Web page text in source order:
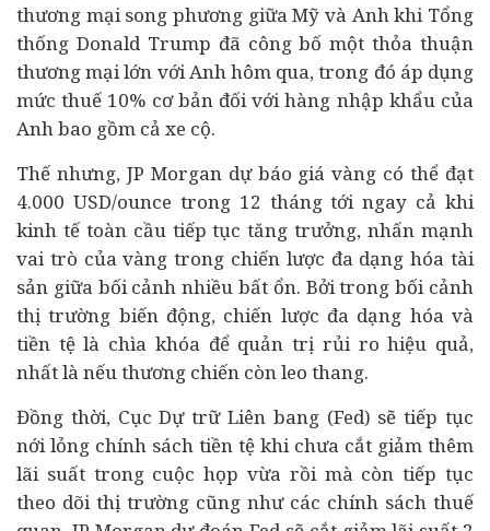
thương mại song phương giữa Mỹ và Anh khi Tổng
thống Donald Trump đã công bố một thỏa thuận
thương mại lớn với Anh hôm qua, trong đó áp dụng
mức thuế 10% cơ bản đối với hàng nhập khẩu của
Anh bao gồm cả xe cộ.
Thế nhưng, JP Morgan dự báo giá vàng có thể đạt
4.000 USD/ounce trong 12 tháng tới ngay cả khi
kinh tế toàn cầu tiếp tục tăng trưởng, nhấn mạnh
vai trò của vàng trong chiến lược đa dạng hóa tài
sản giữa bối cảnh nhiều bất ổn. Bởi trong bối cảnh
thị trường biến động, chiến lược đa dạng hóa và
tiền tệ là chìa khóa để quản trị rủi ro hiệu quả,
nhất là nếu thương chiến còn leo thang.
Đồng thời, Cục Dự trữ Liên bang (Fed) sẽ tiếp tục
nới lỏng chính sách tiền tệ khi chưa cắt giảm thêm
lãi suất trong cuộc họp vừa rồi mà còn tiếp tục
theo dõi thị trường cũng như các chính sách thuế